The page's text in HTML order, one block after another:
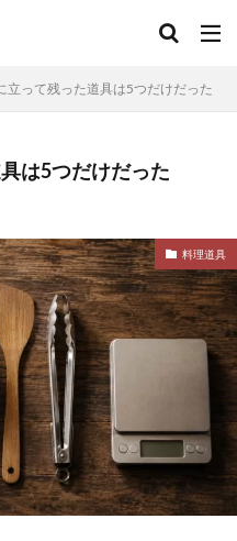
立って残った道具は5つだけだった
は5つだけだった
料理道具